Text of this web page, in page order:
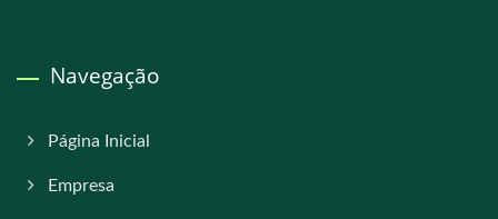
Navegação
Página Inicial
Empresa